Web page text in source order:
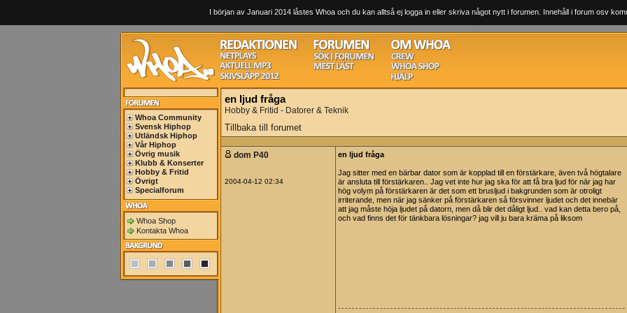
I början av Januari 2014 låstes Whoa och du kan alltså ej logga in eller skriva något nytt i forumen. Innehåll i forum osv
Whoa Community
Svensk Hiphop
Utländsk Hiphop
Vår Hiphop
Övrig musik
Klubb & Konserter
Hobby & Fritid
Övrigt
Specialforum
Whoa Shop
Kontakta Whoa
en ljud fråga
Hobby & Fritid - Datorer & Teknik
Tillbaka till forumet
dom P40
2004-04-12 02:34
en ljud fråga
Jag sitter med en bärbar dator som är kopplad till en förstärkare, även två högtalare
är ansluta till förstärkaren.. Jag vet inte hur jag ska för att få bra ljud för när jag har
hög volym på förstärkaren är det som ett brusljud i bakgrunden som är otroligt
irriterande, men när jag sänker på förstärkaren så försvinner ljudet och det innebär
att jag måste höja ljudet på datorn, men då blir det dåligt ljud.. vad kan detta bero på,
och vad finns det för tänkbara lösningar? jag vill ju bara kräma på liksom